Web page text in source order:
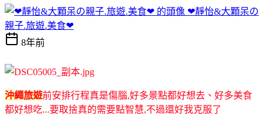
❤靜怡&大顆呆の
親子.旅遊.美食❤
8年前
沖繩旅遊前安排行程真是傷腦,好多景點都好想去、好多美食
都好想吃...要取捨真的需要點智慧,不過還好我克服了